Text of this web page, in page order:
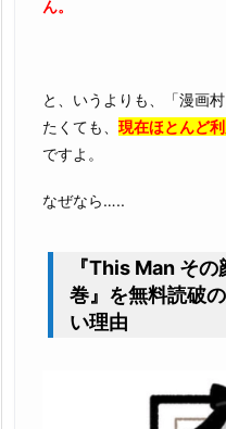
ん。
と、いうよりも、「漫画
たくても、 現在ほとんど
ですよ。
なぜなら…..
『This Man そ
巻』を無料読破
い理由